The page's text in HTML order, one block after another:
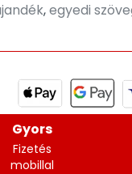
,egyedi
Gyors
Fizetés
mobillal